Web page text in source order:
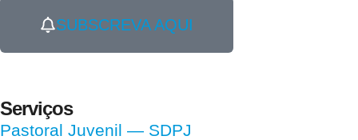
SUBSCREVA AQUI
Serviços
Pastoral Juvenil — SDPJ